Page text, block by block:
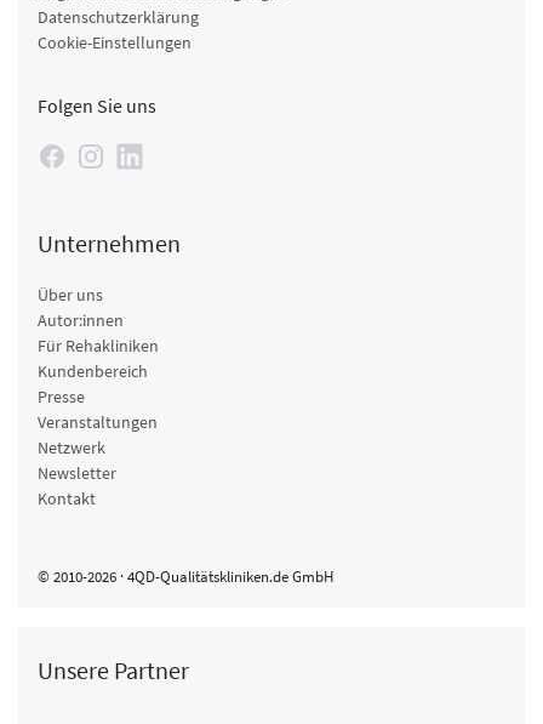
Datenschutzerklärung
Cookie-Einstellungen
Folgen Sie uns
Unternehmen
Über uns
Autor:innen
Für Rehakliniken
Kundenbereich
Presse
Veranstaltungen
Netzwerk
Newsletter
Kontakt
© 2010-2026 · 4QD-Qualitätskliniken.de GmbH
Unsere Partner